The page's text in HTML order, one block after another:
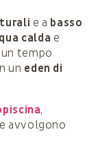
e a basso
calda e
un tempo
un eden di
,
avvolgono